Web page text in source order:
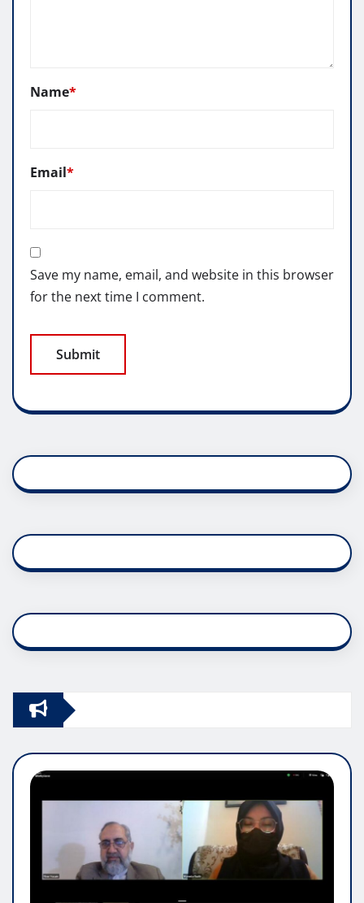
Name*
Email*
Save my name, email, and website in this browser
for the next time I comment.